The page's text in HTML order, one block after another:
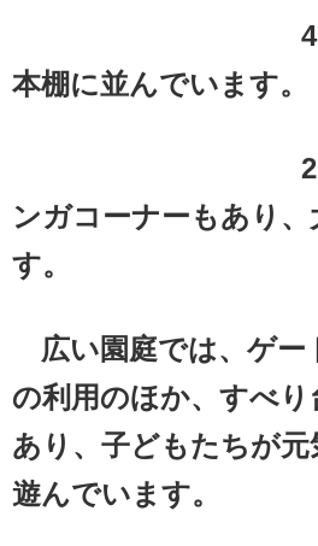
4000冊の
本棚に並んでいます。
2階ロビ
ンガコーナーもあり
す。
広い園庭では、ゲー
の利用のほか、すべ
あり、子どもたちが元
遊んでいます。